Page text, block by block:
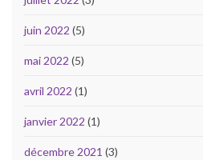
juin 2022 (5)
mai 2022 (5)
avril 2022 (1)
janvier 2022 (1)
décembre 2021 (3)